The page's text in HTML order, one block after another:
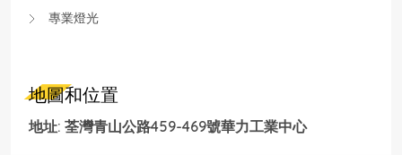
專業燈光
地圖和位置
地址: 荃灣青山公路459-469號華力工業中心